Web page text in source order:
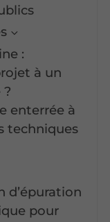
:
à un
enterrée à
techniques
d’épuration
pour